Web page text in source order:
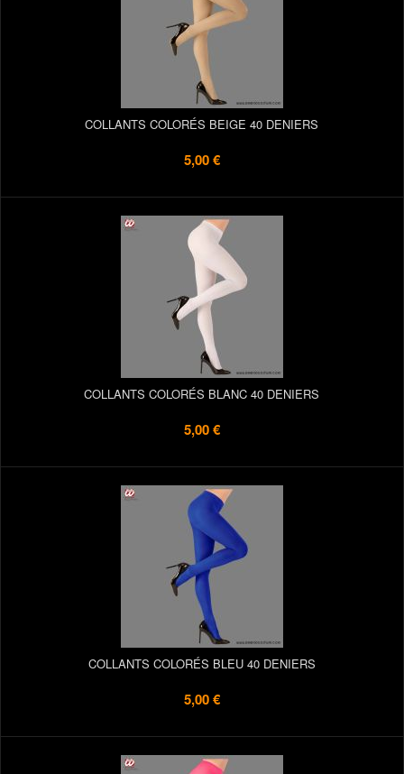
COLLANTS COLORÉS BEIGE 40 DENIERS
5,00 €
COLLANTS COLORÉS BLANC 40 DENIERS
5,00 €
COLLANTS COLORÉS BLEU 40 DENIERS
5,00 €